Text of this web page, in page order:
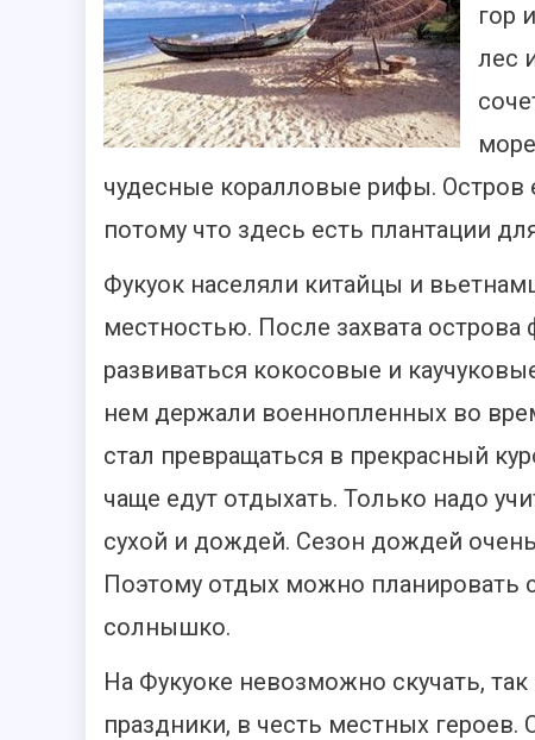
гор
лес
чудесные коралловые рифы.
потому что здесь есть плантации
Фукуок населяли китайцы и
местностью. После захвата острова
развиваться кокосовые и
нем держали военнопленных во
стал превращаться в прекрасный
чаще едут отдыхать. Только надо
сухой и дождей. Сезон дождей
Поэтому отдых можно планировать
солнышко.
На Фукуоке невозможно скучать,
праздники, в честь местных